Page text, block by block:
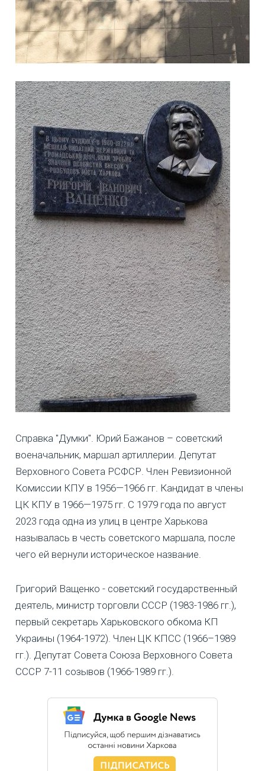
Справка "Думки". Юрий Бажанов – советский
военачальник, маршал артиллерии. Депутат
Верховного Совета РСФСР. Член Ревизионной
Комиссии КПУ в 1956—1966 гг. Кандидат в члены
ЦК КПУ в 1966—1975 гг. С 1979 года по август
2023 года одна из улиц в центре Харькова
называлась в честь советского маршала, после
чего ей вернули историческое название.
Григорий Ващенко - советский государственный
деятель, министр торговли СССР (1983-1986 гг.),
первый секретарь Харьковского обкома КП
Украины (1964-1972). Член ЦК КПСС (1966–1989
гг.). Депутат Совета Союза Верховного Совета
СССР 7-11 созывов (1966-1989 гг.).